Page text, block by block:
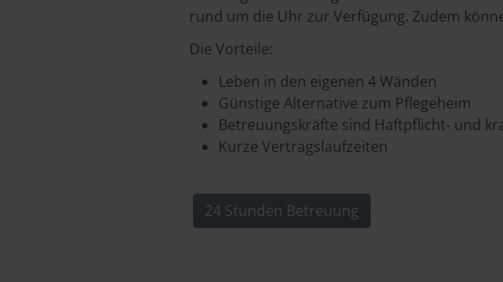
rund um die Uhr zur Verfügung. Zudem
Die Vorteile:
Leben in den eigenen 4 Wänden
Günstige Alternative zum Pflegeheim
Betreuungskräfte sind Haftpflicht- und
Kurze Vertragslaufzeiten
24 Stunden Betreuung